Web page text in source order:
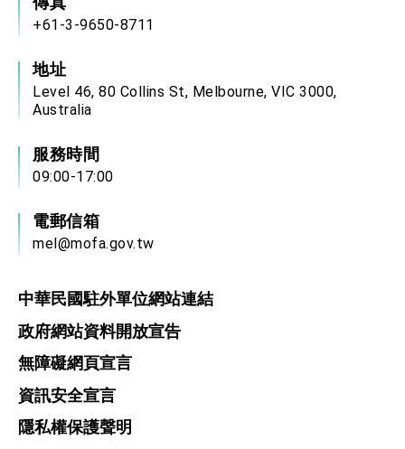
+61-3-9650-8711
地址
Level 46, 80 Collins St, Melbourne, VIC 3000,
Australia
服務時間
09:00-17:00
電郵信箱
mel@mofa.gov.tw
中華民國駐外單位網站連結
政府網站資料開放宣告
無障礙網頁宣言
資訊安全宣言
隱私權保護聲明